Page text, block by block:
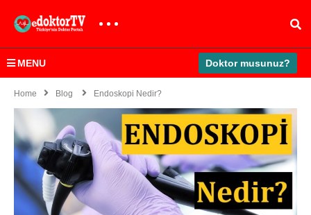
MENU Doktor musunuz?
Home Blog Endoskopi Nedir?